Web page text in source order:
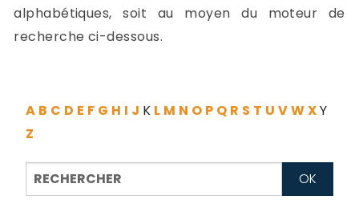
alphabétiques, soit au moyen du moteur de
recherche ci-dessous.
A B C D E F G H I J K L M N O P Q R S T U VWXY
Z